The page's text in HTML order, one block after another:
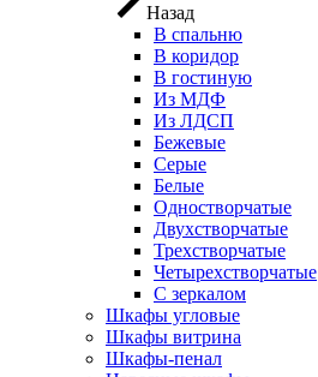
Назад
В спальню
В коридор
В гостиную
Из МДФ
Из ЛДСП
Бежевые
Серые
Белые
Одностворчатые
Двухстворчатые
Трехстворчатые
Четырехстворчатые
С зеркалом
Шкафы угловые
Шкафы витрина
Шкафы-пенал